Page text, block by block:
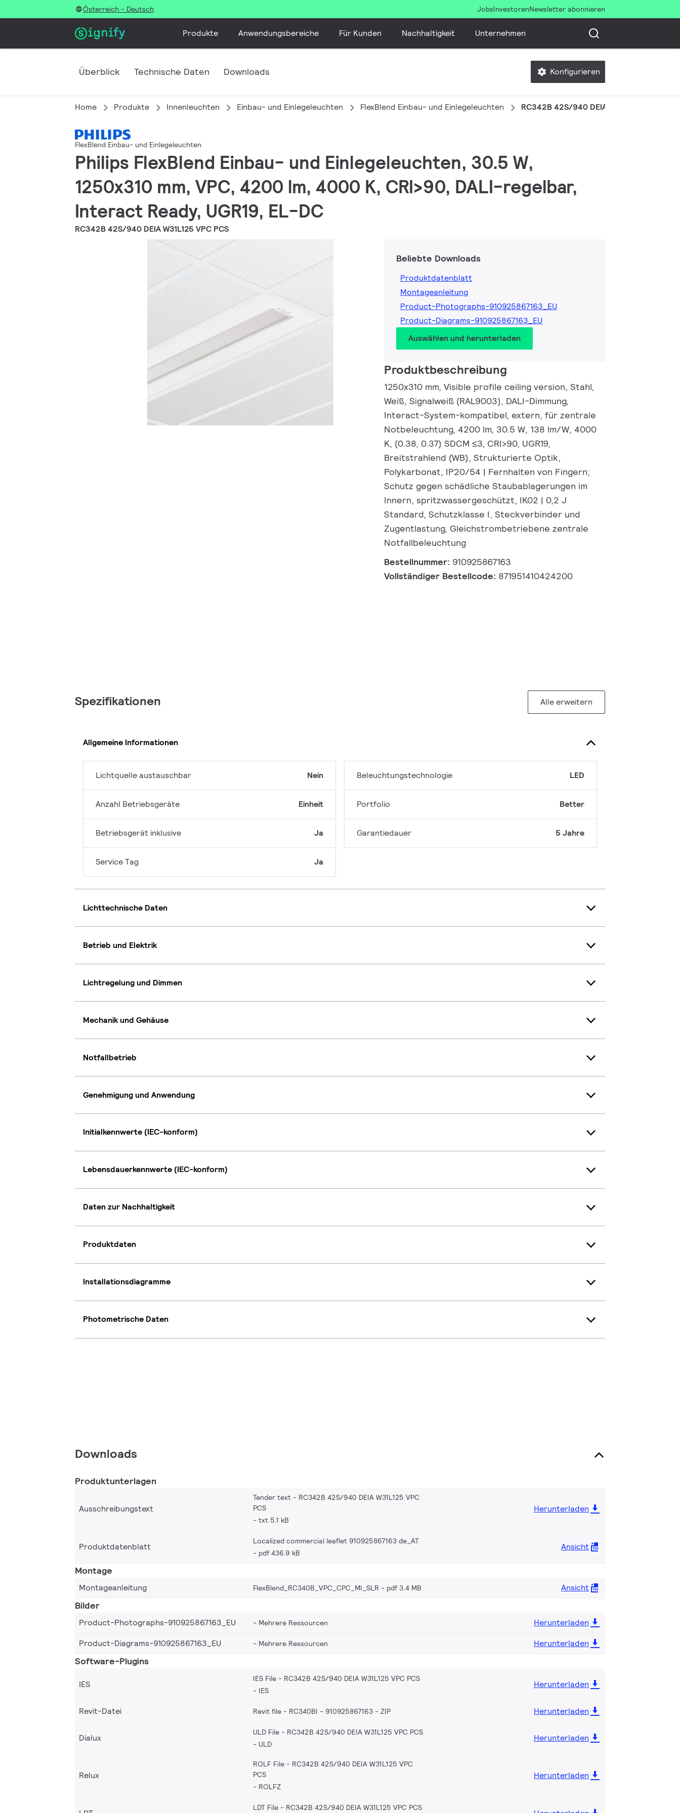
Österreich - Deutsch JobsInvestorenNewsletter abonnieren
Produkte Anwendungsbereiche Für Kunden Nachhaltigkeit Unternehmen
Überblick Technische Daten Downloads Konfigurieren
Home Produkte Innenleuchten Einbau- und Einlegeleuchten FlexBlend Einbau- und Einlegeleuchten RC342B 42S/940 DEIA W31L125 VPC PCS
FlexBlend Einbau- und Einlegeleuchten
Philips FlexBlend Einbau- und Einlegeleuchten, 30.5 W,
1250x310 mm, VPC, 4200 lm, 4000 K, CRI>90, DALI-regelbar,
Interact Ready, UGR19, EL-DC
RC342B 42S/940 DEIA W31L125 VPC PCS
Beliebte Downloads
Produktdatenblatt
Montageanleitung
Product-Photographs-910925867163_EU
Product-Diagrams-910925867163_EU
Auswählen und herunterladen
Produktbeschreibung
1250x310 mm, Visible profile ceiling version, Stahl,
Weiß, Signalweiß (RAL9003), DALI-Dimmung,
Interact-System-kompatibel, extern, für zentrale
Notbeleuchtung, 4200 lm, 30.5 W, 138 lm/W, 4000
K, (0.38, 0.37) SDCM ≤3, CRI>90, UGR19,
Breitstrahlend (WB), Strukturierte Optik,
Polykarbonat, IP20/54 | Fernhalten von Fingern;
Schutz gegen schädliche Staubablagerungen im
Innern, spritzwassergeschützt, IK02 | 0,2 J
Standard, Schutzklasse I, Steckverbinder und
Zugentlastung, Gleichstrombetriebene zentrale
Notfallbeleuchtung
Bestellnummer: 910925867163
Vollständiger Bestellcode: 871951410424200
Spezifikationen Alle erweitern
Allgemeine Informationen
Lichtquelle austauschbar Nein
Anzahl Betriebsgeräte Einheit
Betriebsgerät inklusive Ja
Service Tag Ja
Beleuchtungstechnologie LED
Portfolio Better
Garantiedauer 5 Jahre
Lichttechnische Daten
Betrieb und Elektrik
Lichtregelung und Dimmen
Mechanik und Gehäuse
Notfallbetrieb
Genehmigung und Anwendung
Initialkennwerte (IEC-konform)
Lebensdauerkennwerte (IEC-konform)
Daten zur Nachhaltigkeit
Produktdaten
Installationsdiagramme
Photometrische Daten
Downloads
Produktunterlagen
Ausschreibungstext
Tender text - RC342B 42S/940 DEIA W31L125 VPC
PCS
txt 5.1 kB
Herunterladen
Produktdatenblatt
Localized commercial leaflet 910925867163 de_AT
pdf 436.9 kB
Ansicht
Montage
Montageanleitung FlexBlend_RC340B_VPC_CPC_MI_SLR pdf 3.4 MB Ansicht
Bilder
Product-Photographs-910925867163_EU Mehrere Ressourcen
Herunterladen
Product-Diagrams-910925867163_EU
Mehrere Ressourcen Herunterladen
Software-Plugins
IES
IES File - RC342B 42S/940 DEIA W31L125 VPC PCS
IES
Herunterladen
Revit-Datei Revit file - RC340BI - 910925867163 ZIP Herunterladen
Dialux
ULD File - RC342B 42S/940 DEIA W31L125 VPC PCS
ULD
Herunterladen
Relux
ROLF File - RC342B 42S/940 DEIA W31L125 VPC
PCS
ROLFZ
Herunterladen
LDT File - RC342B 42S/940 DEIA W31L125 VPC PCS